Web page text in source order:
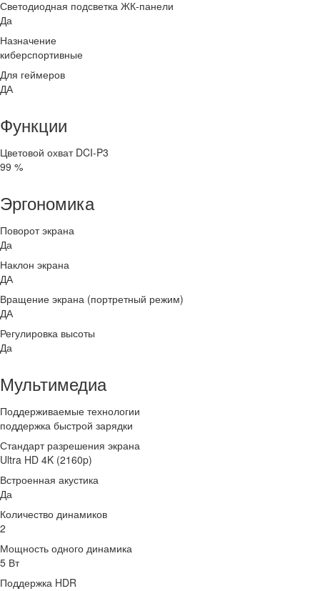
Светодиодная подсветка ЖК-панели
Да
Назначение
киберспортивные
Для геймеров
ДА
Функции
Цветовой охват DCI-P3
99 %
Эргономика
Поворот экрана
Да
Наклон экрана
ДА
Вращение экрана (портретный режим)
ДА
Регулировка высоты
Да
Мультимедиа
Поддерживаемые технологии
поддержка быстрой зарядки
Стандарт разрешения экрана
Ultra HD 4K (2160p)
Встроенная акустика
Да
Количество динамиков
2
Мощность одного динамика
5 Вт
Поддержка HDR